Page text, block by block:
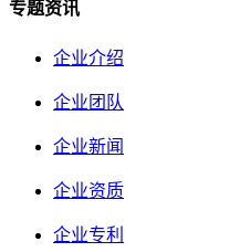
专题资讯
企业介绍
企业团队
企业新闻
企业资质
企业专利